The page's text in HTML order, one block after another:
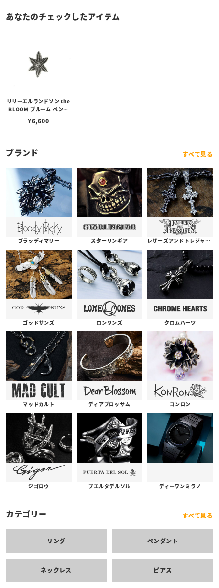
あなたのチェックしたアイテム
リリーエルランドソン the
BLOOM ブルーム ペンダ
¥6,600
ブランド すべて見る
ブラッディマリー スターリンギア レザーズアンドトレジャーズ
ゴッドサンズ ロンワンズ クロムハーツ
マッドカルト ディアブロッサム コンロン
ジゴロウ プエルタデルソル ディーワンミラノ
カテゴリー すべて見る
リング ペンダント
ネックレス ピアス